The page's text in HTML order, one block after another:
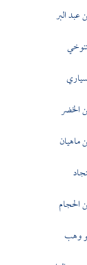
عبد البر
الخضر
ماهيان
الحجام
وهب